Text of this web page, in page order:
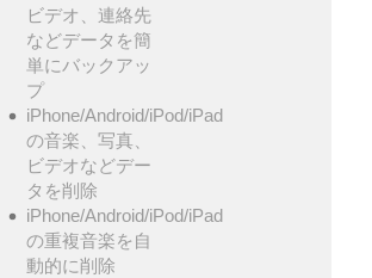
ビデオ、連絡先
などデータを簡
単にバックアッ
プ
iPhone/Android/iPod/iPad
の音楽、写真、
ビデオなどデー
タを削除
iPhone/Android/iPod/iPad
の重複音楽を自
動的に削除